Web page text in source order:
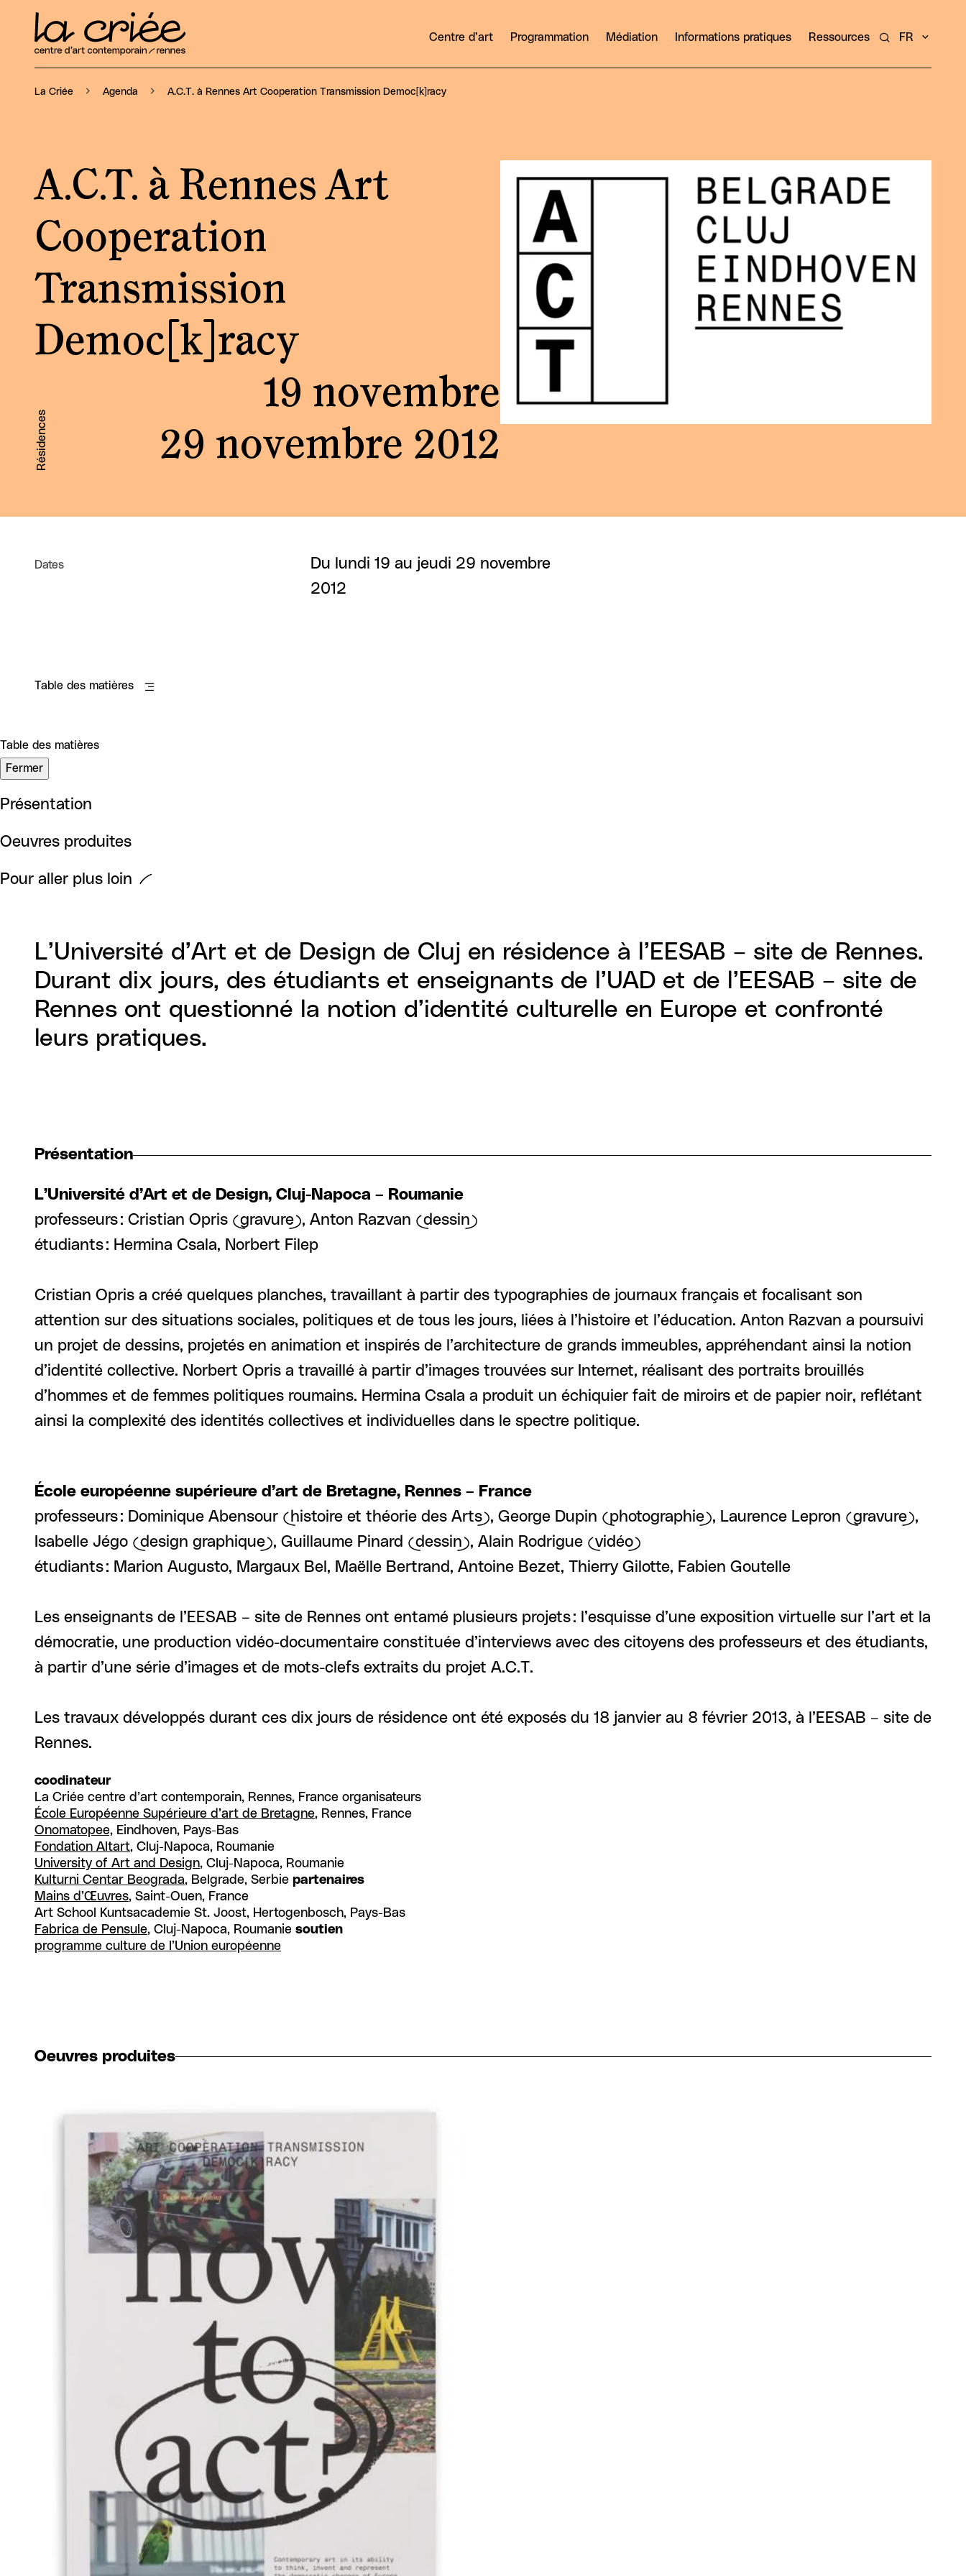
Centre d’art Programmation Médiation Informations pratiques Ressources Rechercher un
FR
La Criée Agenda A.C.T. à Rennes Art Cooperation Transmission Democ[k]racy
A.C.T. à Rennes Art
Cooperation
Transmission
Democ[k]racy
19 novembre
29 novembre 2012
Résidences
Agrandir
Dates
Du lundi 19 au jeudi 29 novembre
2012
Table des matières
Table des matières
Fermer
Présentation
Oeuvres produites
Pour aller plus loin
L’Université d’Art et de Design de Cluj en résidence à l’EESAB – site de Rennes.
Durant dix jours, des étudiants et enseignants de l’UAD et de l’EESAB – site de
Rennes ont questionné la notion d’identité culturelle en Europe et confronté
leurs pratiques.
Présentation
L’Université d’Art et de Design, Cluj-Napoca – Roumanie
professeurs : Cristian Opris (gravure), Anton Razvan (dessin)
étudiants : Hermina Csala, Norbert Filep
Cristian Opris a créé quelques planches, travaillant à partir des typographies de journaux français et focalisant son
attention sur des situations sociales, politiques et de tous les jours, liées à l’histoire et l’éducation. Anton Razvan a poursuivi
un projet de dessins, projetés en animation et inspirés de l’architecture de grands immeubles, appréhendant ainsi la notion
d’identité collective. Norbert Opris a travaillé à partir d’images trouvées sur Internet, réalisant des portraits brouillés
d’hommes et de femmes politiques roumains. Hermina Csala a produit un échiquier fait de miroirs et de papier noir, reflétant
ainsi la complexité des identités collectives et individuelles dans le spectre politique.
École européenne supérieure d’art de Bretagne, Rennes – France
professeurs : Dominique Abensour (histoire et théorie des Arts), George Dupin (photographie), Laurence Lepron (gravure),
Isabelle Jégo (design graphique), Guillaume Pinard (dessin), Alain Rodrigue (vidéo)
étudiants : Marion Augusto, Margaux Bel, Maëlle Bertrand, Antoine Bezet, Thierry Gilotte, Fabien Goutelle
Les enseignants de l’EESAB – site de Rennes ont entamé plusieurs projets : l’esquisse d’une exposition virtuelle sur l’art et la
démocratie, une production vidéo-documentaire constituée d’interviews avec des citoyens des professeurs et des étudiants,
à partir d’une série d’images et de mots-clefs extraits du projet A.C.T.
Les travaux développés durant ces dix jours de résidence ont été exposés du 18 janvier au 8 février 2013, à l’EESAB – site de
Rennes.
coodinateur
La Criée centre d’art contemporain, Rennes, France organisateurs
École Européenne Supérieure d’art de Bretagne, Rennes, France
Onomatopee, Eindhoven, Pays-Bas
Fondation Altart, Cluj-Napoca, Roumanie
University of Art and Design, Cluj-Napoca, Roumanie
Kulturni Centar Beograda, Belgrade, Serbie partenaires
Mains d’Œuvres, Saint-Ouen, France
Art School Kuntsacademie St. Joost, Hertogenbosch, Pays-Bas
Fabrica de Pensule, Cluj-Napoca, Roumanie soutien
programme culture de l’Union européenne
Oeuvres produites